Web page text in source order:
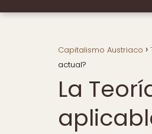
Capitalismo Austriaco
actual?
La